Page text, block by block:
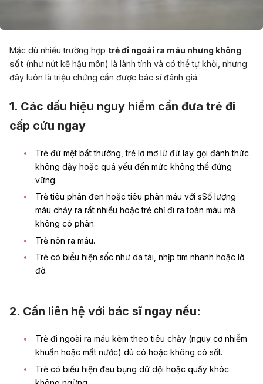
Mặc dù nhiều trường hợp trẻ đi ngoài ra máu nhưng không
sốt (như nứt kẽ hậu môn) là lành tính và có thể tự khỏi, nhưng
đây luôn là triệu chứng cần được bác sĩ đánh giá.
1. Các dấu hiệu nguy hiểm cần đưa trẻ đi
cấp cứu ngay
Trẻ đừ mệt bất thường, trẻ lơ mơ lừ đừ lay gọi đánh thức
không dậy hoặc quá yếu đến mức không thể đứng
vững.
Trẻ tiêu phân đen hoặc tiêu phân máu với sSố lượng
máu chảy ra rất nhiều hoặc trẻ chỉ đi ra toàn máu mà
không có phân.
Trẻ nôn ra máu.
Trẻ có biểu hiện sốc như da tái, nhịp tim nhanh hoặc lờ
đờ.
2. Cần liên hệ với bác sĩ ngay nếu:
Trẻ đi ngoài ra máu kèm theo tiêu chảy (nguy cơ nhiễm
khuẩn hoặc mất nước) dù có hoặc không có sốt.
Trẻ có biểu hiện đau bụng dữ dội hoặc quấy khóc